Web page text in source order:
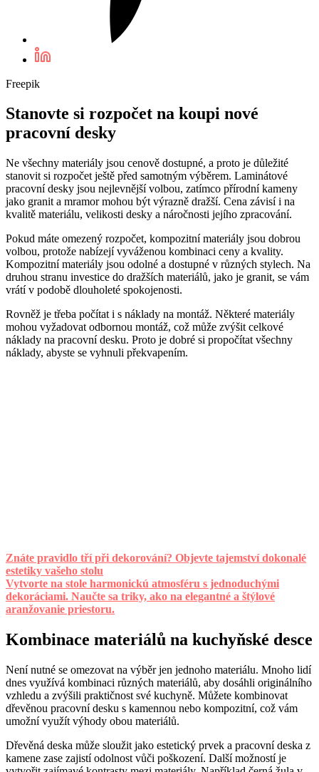
Freepik
Stanovte si rozpočet na koupi nové
pracovní desky
Ne všechny materiály jsou cenově dostupné, a proto je důležité
stanovit si rozpočet ještě před samotným výběrem. Laminátové
pracovní desky jsou nejlevnější volbou, zatímco přírodní kameny
jako granit a mramor mohou být výrazně dražší. Cena závisí i na
kvalitě materiálu, velikosti desky a náročnosti jejího zpracování.
Pokud máte omezený rozpočet, kompozitní materiály jsou dobrou
volbou, protože nabízejí vyváženou kombinaci ceny a kvality.
Kompozitní materiály jsou odolné a dostupné v různých stylech. Na
druhou stranu investice do dražších materiálů, jako je granit, se vám
vrátí v podobě dlouholeté spokojenosti.
Rovněž je třeba počítat i s náklady na montáž. Některé materiály
mohou vyžadovat odbornou montáž, což může zvýšit celkové
náklady na pracovní desku. Proto je dobré si propočítat všechny
náklady, abyste se vyhnuli překvapením.
Znáte pravidlo tří při dekorování? Objevte tajemství dokonalé
estetiky vašeho stolu
Vytvorte na stole harmonickú atmosféru s jednoduchými
dekoráciami. Naučte sa triky, ako na elegantné a štýlové
aranžovanie priestoru.
Kombinace materiálů na kuchyňské desce
Není nutné se omezovat na výběr jen jednoho materiálu. Mnoho lidí
dnes využívá kombinaci různých materiálů, aby dosáhli originálního
vzhledu a zvýšili praktičnost své kuchyně. Můžete kombinovat
dřevěnou pracovní desku s kamennou nebo kompozitní, což vám
umožní využít výhody obou materiálů.
Dřevěná deska může sloužit jako estetický prvek a pracovní deska z
kamene zase zajistí odolnost vůči poškození. Další možností je